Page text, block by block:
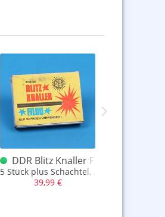
3 Stück
3 Stück, aber echt süß
DDR Blitz Knaller Filou 5 Stück
5 Stück plus Schachtel, aber Achtung,
39,99 €